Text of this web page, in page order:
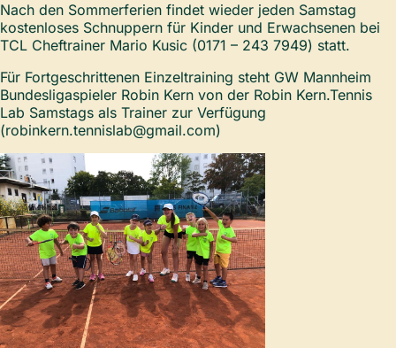
Nach den Sommerferien findet wieder jeden Samstag
kostenloses Schnuppern für Kinder und Erwachsenen bei
TCL Cheftrainer Mario Kusic (0171 – 243 7949) statt.
Für Fortgeschrittenen Einzeltraining steht GW Mannheim
Bundesligaspieler Robin Kern von der Robin Kern.Tennis
Lab Samstags als Trainer zur Verfügung
(robinkern.tennislab@gmail.com)